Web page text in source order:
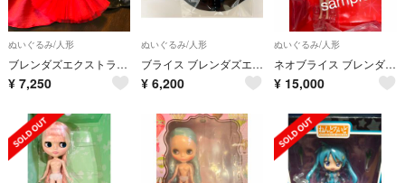
ぬいぐるみ/人形
ブレンダズエクストラオーディナリーデーのアウトフィット
¥ 7,250
ぬいぐるみ/人形
ブライス ブレンダズエクストラオーディナリーデー 衣装 アウトフィット
¥ 6,200
ぬいぐるみ/人形
ネオブライス ブレンダズエクストラオーディナリーデー 本体 ブライス
¥ 15,000